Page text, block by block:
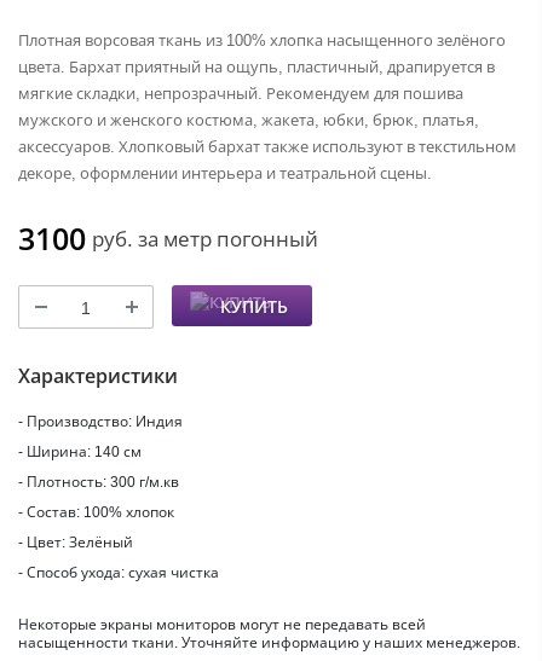
Плотная ворсовая ткань из 100% хлопка насыщенного зелёного
цвета. Бархат приятный на ощупь, пластичный, драпируется в
мягкие складки, непрозрачный. Рекомендуем для пошива
мужского и женского костюма, жакета, юбки, брюк, платья,
аксессуаров. Хлопковый бархат также используют в текстильном
декоре, оформлении интерьера и театральной сцены.
3100 руб. за метр погонный
КУПИТЬ
Характеристики
- Производство: Индия
- Ширина: 140 см
- Плотность: 300 г/м.кв
- Состав: 100% хлопок
- Цвет: Зелёный
- Способ ухода: сухая чистка
Некоторые экраны мониторов могут не передавать всей
насыщенности ткани. Уточняйте информацию у наших менеджеров.